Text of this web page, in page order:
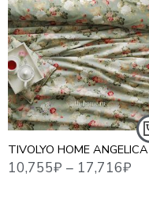
TIVOLYO HOME ANGELICA
10,755₽–17,716₽
1,5 СПАЛЬНЫЙ
ЕВРО СТАНДАРТ
ЕВРО MAXI
СЕМЕЙНЫЙ